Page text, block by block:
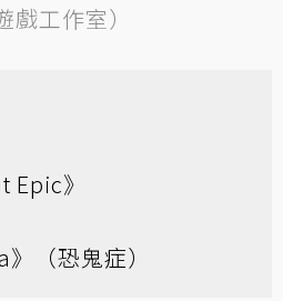
工作室）
Epic》
（恐鬼症）